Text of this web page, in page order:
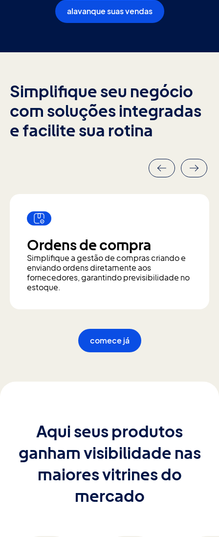
alavanque suas vendas
Simplifique seu negócio
com soluções integradas
e facilite sua rotina
Ordens de compra
Simplifique a gestão de compras criando e
enviando ordens diretamente aos
fornecedores, garantindo previsibilidade no
estoque.
comece já
Aqui seus produtos
ganham visibilidade nas
maiores vitrines do
mercado